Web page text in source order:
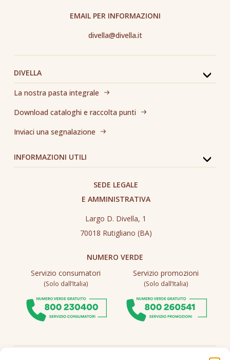
DIVELLA
La nostra pasta integrale
Download cataloghi e raccolta punti
Inviaci una segnalazione
INFORMAZIONI UTILI
EMAIL PER INFORMAZIONI
divella@divella.it
SEDE LEGALE
E AMMINISTRATIVA
Largo D. Divella, 1
70018 Rutigliano (BA)
NUMERO VERDE
Servizio consumatori
(Solo dall’Italia)
Servizio promozioni
(Solo dall’Italia)